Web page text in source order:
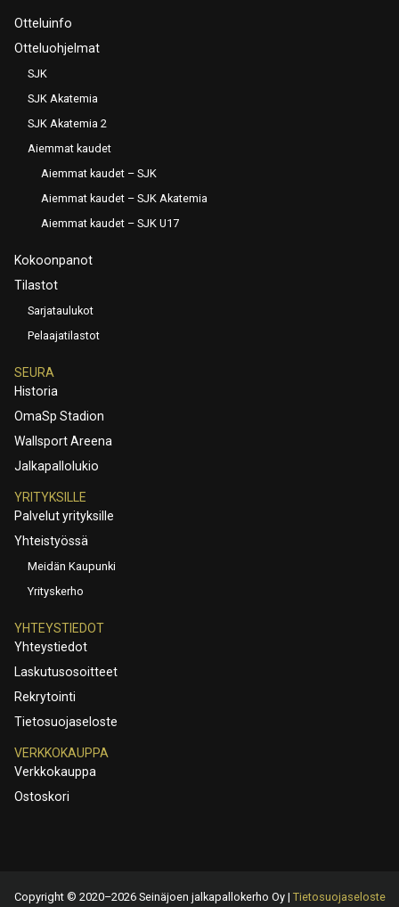
Otteluinfo
Otteluohjelmat
SJK
SJK Akatemia
SJK Akatemia 2
Aiemmat kaudet
Aiemmat kaudet – SJK
Aiemmat kaudet – SJK Akatemia
Aiemmat kaudet – SJK U17
Kokoonpanot
Tilastot
Sarjataulukot
Pelaajatilastot
SEURA
Historia
OmaSp Stadion
Wallsport Areena
Jalkapallolukio
YRITYKSILLE
Palvelut yrityksille
Yhteistyössä
Meidän Kaupunki
Yrityskerho
YHTEYSTIEDOT
Yhteystiedot
Laskutusosoitteet
Rekrytointi
Tietosuojaseloste
VERKKOKAUPPA
Verkkokauppa
Ostoskori
Copyright © 2020–2026 Seinäjoen jalkapallokerho Oy | Tietosuojaseloste